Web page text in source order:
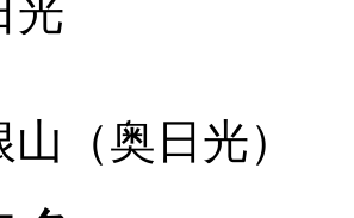
（奥日光）